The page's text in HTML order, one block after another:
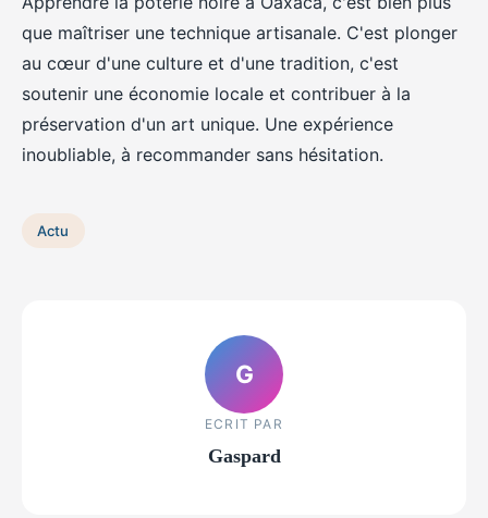
que maîtriser une technique artisanale. C'est plonger
au cœur d'une culture et d'une tradition, c'est
soutenir une économie locale et contribuer à la
préservation d'un art unique. Une expérience
inoubliable, à recommander sans hésitation.
Actu
G
ECRIT PAR
Gaspard